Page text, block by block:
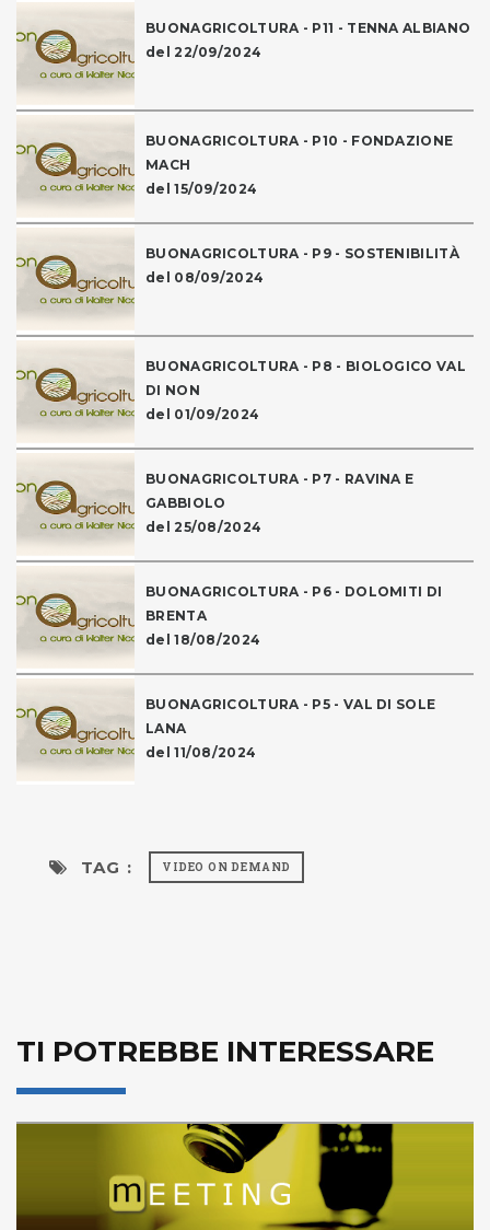
BUONAGRICOLTURA - P11 - TENNA ALBIANO
del 22/09/2024
BUONAGRICOLTURA - P10 - FONDAZIONE
MACH
del 15/09/2024
BUONAGRICOLTURA - P9 - SOSTENIBILITÀ
del 08/09/2024
BUONAGRICOLTURA - P8 - BIOLOGICO VAL
DI NON
del 01/09/2024
BUONAGRICOLTURA - P7 - RAVINA E
GABBIOLO
del 25/08/2024
BUONAGRICOLTURA - P6 - DOLOMITI DI
BRENTA
del 18/08/2024
BUONAGRICOLTURA - P5 - VAL DI SOLE
LANA
del 11/08/2024
TAG : VIDEO ON DEMAND
TI POTREBBE INTERESSARE